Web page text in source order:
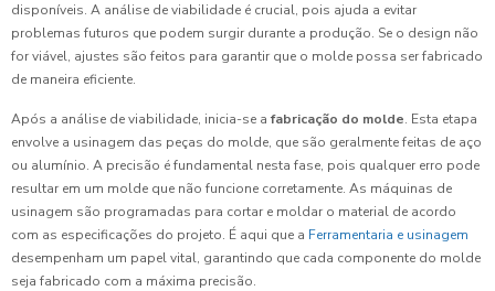
disponíveis. A análise de viabilidade é crucial, pois ajuda a evitar
problemas futuros que podem surgir durante a produção. Se o design não
for viável, ajustes são feitos para garantir que o molde possa ser fabricado
de maneira eficiente.
Após a análise de viabilidade, inicia-se a fabricação do molde. Esta etapa
envolve a usinagem das peças do molde, que são geralmente feitas de aço
ou alumínio. A precisão é fundamental nesta fase, pois qualquer erro pode
resultar em um molde que não funcione corretamente. As máquinas de
usinagem são programadas para cortar e moldar o material de acordo
com as especificações do projeto. É aqui que a Ferramentaria e usinagem
desempenham um papel vital, garantindo que cada componente do molde
seja fabricado com a máxima precisão.